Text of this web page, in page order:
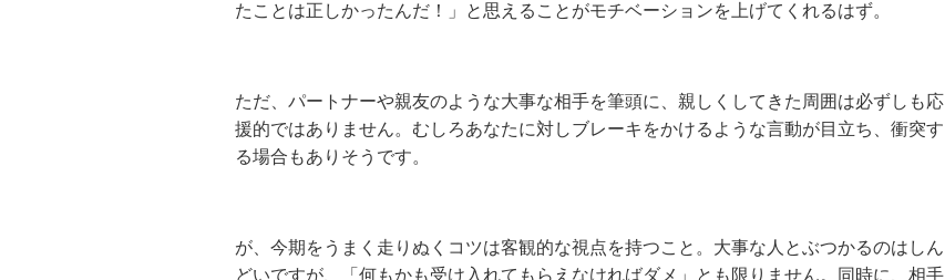
たことは正しかったんだ！」と思えることがモチベーションを上げてくれるはず。
ただ、パートナーや親友のような大事な相手を筆頭に、親しくしてきた周囲は必ずしも応
援的ではありません。むしろあなたに対しブレーキをかけるような言動が目立ち、衝突す
る場合もありそうです。
が、今期をうまく走りぬくコツは客観的な視点を持つこと。大事な人とぶつかるのはしん
どいですが、「何もかも受け入れてもらえなければダメ」とも限りません。同時に、相手